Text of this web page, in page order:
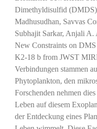
Dimethyldisulfid
Madhusudhan, Savvas
Subhajit Sarkar, Anjali A.
New Constraints on
K2-18 b from JWST
Verbindungen stammen
Phytoplankton, den
Forschenden nehmen
Leben auf diesem
der Entdeckung eines